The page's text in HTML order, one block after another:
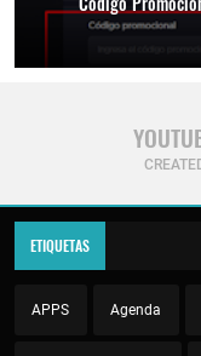
ETIQUETAS
APPS Agenda